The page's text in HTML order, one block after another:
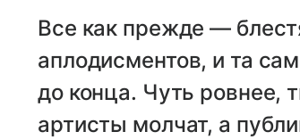
Все как прежде —
аплодисментов, и та
до конца. Чуть ровнее,
артисты молчат, а